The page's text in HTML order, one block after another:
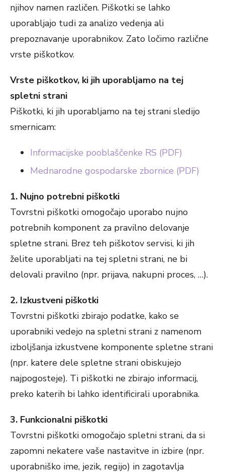
njihov namen različen. Piškotki se lahko
uporabljajo tudi za analizo vedenja ali
prepoznavanje uporabnikov. Zato ločimo različne
vrste piškotkov.
Vrste piškotkov, ki jih uporabljamo na tej
spletni strani
Piškotki, ki jih uporabljamo na tej strani sledijo
smernicam:
Informacijske pooblaščenke RS (PDF)
Mednarodne gospodarske zbornice (PDF)
1. Nujno potrebni piškotki
Tovrstni piškotki omogočajo uporabo nujno
potrebnih komponent za pravilno delovanje
spletne strani. Brez teh piškotov servisi, ki jih
želite uporabljati na tej spletni strani, ne bi
delovali pravilno (npr. prijava, nakupni proces, …).
2. Izkustveni piškotki
Tovrstni piškotki zbirajo podatke, kako se
uporabniki vedejo na spletni strani z namenom
izboljšanja izkustvene komponente spletne strani
(npr. katere dele spletne strani obiskujejo
najpogosteje). Ti piškotki ne zbirajo informacij,
preko katerih bi lahko identificirali uporabnika.
3. Funkcionalni piškotki
Tovrstni piškotki omogočajo spletni strani, da si
zapomni nekatere vaše nastavitve in izbire (npr.
uporabniško ime, jezik, regijo) in zagotavlja